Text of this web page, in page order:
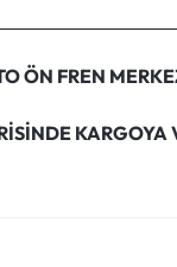
ÖN FREN
KARGOYA